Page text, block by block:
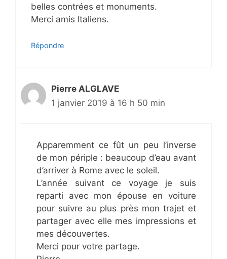
belles contrées et monuments.
Merci amis Italiens.
Répondre
Pierre ALGLAVE
1 janvier 2019 à 16 h 50 min
Apparemment ce fût un peu l’inverse
de mon périple : beaucoup d’eau avant
d’arriver à Rome avec le soleil.
L’année suivant ce voyage je suis
reparti avec mon épouse en voiture
pour suivre au plus près mon trajet et
partager avec elle mes impressions et
mes découvertes.
Merci pour votre partage.